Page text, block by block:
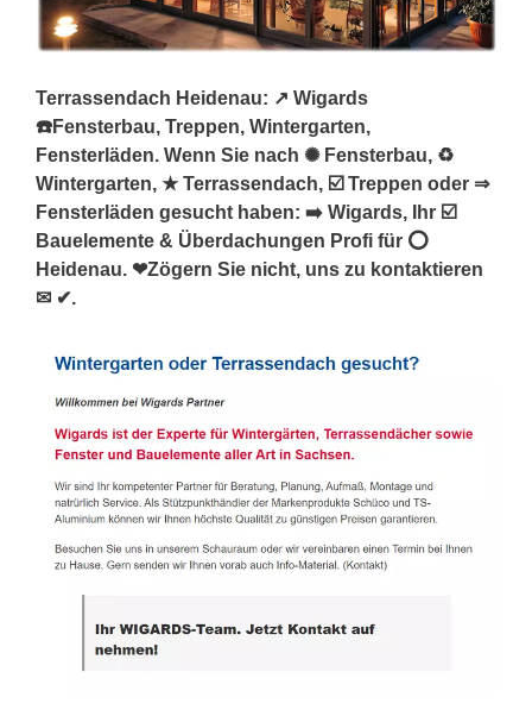
Terrassendach Heidenau: ↗️ Wigards
☎️Fensterbau, Treppen, Wintergarten,
Fensterläden. Wenn Sie nach ✺ Fensterbau, ♻
Wintergarten, ★ Terrassendach, ☑️ Treppen oder ⇒
Fensterläden gesucht haben: ➡️ Wigards, Ihr ☑️
Bauelemente & Überdachungen Profi für ⭕
Heidenau. ❤Zögern Sie nicht, uns zu kontaktieren
✉ ✔.